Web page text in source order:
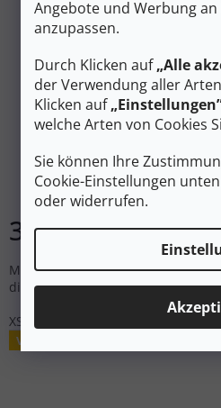
Angebote und Werbung
anzupassen.
Durch Klicken auf„Alle
der Verwendung aller
Klicken auf
welche Arten von Cookies
Sie können Ihre
Cookie-Einstellungen
oder widerrufen.
COLUMBIA Women's
30 €
Mit der Columbia Windgates EU II
die Wahl zwischen Laufen und
XS
Verkauf